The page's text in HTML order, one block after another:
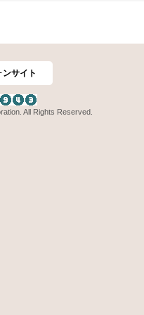
ンサイト
All Rights Reserved.